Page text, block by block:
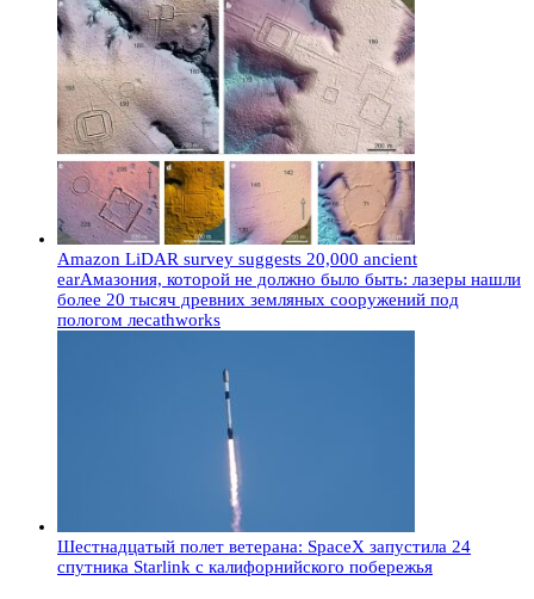
Amazon LiDAR survey suggests 20,000 ancient
earАмазония, которой не должно было быть: лазеры нашли
более 20 тысяч древних земляных сооружений под
пологом лесаthworks
Шестнадцатый полет ветерана: SpaceX запустила 24
спутника Starlink с калифорнийского побережья